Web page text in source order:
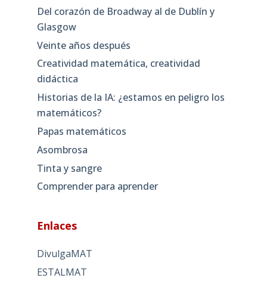
Del corazón de Broadway al de Dublín y
Glasgow
Veinte años después
Creatividad matemática, creatividad
didáctica
Historias de la IA: ¿estamos en peligro los
matemáticos?
Papas matemáticos
Asombrosa
Tinta y sangre
Comprender para aprender
Enlaces
DivulgaMAT
ESTALMAT